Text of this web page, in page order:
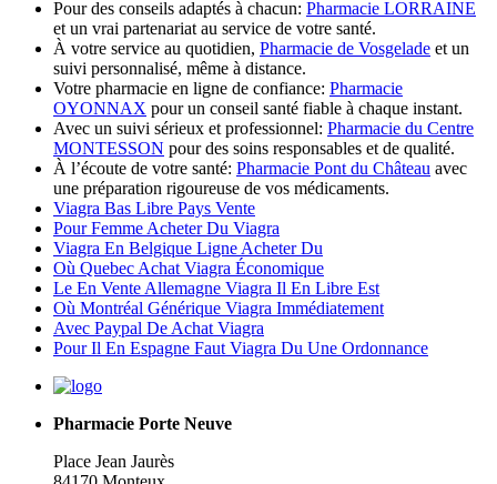
Pour des conseils adaptés à chacun: Pharmacie LORRAINE
et un vrai partenariat au service de votre santé.
À votre service au quotidien, Pharmacie de Vosgelade et un
suivi personnalisé, même à distance.
Votre pharmacie en ligne de confiance: Pharmacie
OYONNAX pour un conseil santé fiable à chaque instant.
Avec un suivi sérieux et professionnel: Pharmacie du Centre
MONTESSON pour des soins responsables et de qualité.
À l’écoute de votre santé: Pharmacie Pont du Château avec
une préparation rigoureuse de vos médicaments.
Viagra Bas Libre Pays Vente
Pour Femme Acheter Du Viagra
Viagra En Belgique Ligne Acheter Du
Où Quebec Achat Viagra Économique
Le En Vente Allemagne Viagra Il En Libre Est
Où Montréal Générique Viagra Immédiatement
Avec Paypal De Achat Viagra
Pour Il En Espagne Faut Viagra Du Une Ordonnance
Pharmacie Porte Neuve
Place Jean Jaurès